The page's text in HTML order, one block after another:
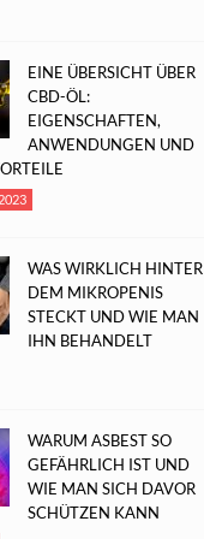
EINE ÜBERSICHT ÜBER
CBD-ÖL:
EIGENSCHAFTEN,
ANWENDUNGEN UND
WAS WIRKLICH HINTER
DEM MIKROPENIS
STECKT UND WIE MAN
IHN BEHANDELT
WARUM ASBEST SO
GEFÄHRLICH IST UND
WIE MAN SICH DAVOR
SCHÜTZEN KANN